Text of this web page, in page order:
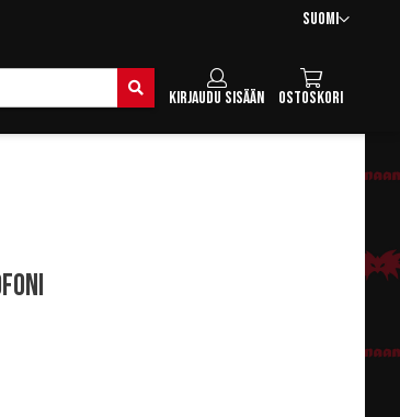
Kieli
Suomi
Ostoskori
Kirjaudu sisään